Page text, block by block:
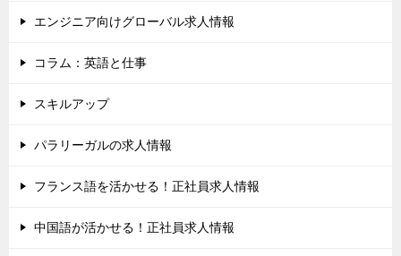
エンジニア向けグローバル求人情報
コラム：英語と仕事
スキルアップ
パラリーガルの求人情報
フランス語を活かせる！正社員求人情報
中国語が活かせる！正社員求人情報